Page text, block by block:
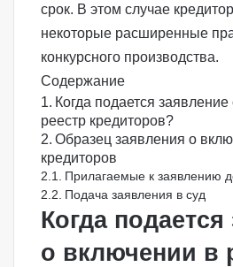
срок. В этом случае
некоторые расширенные
конкурсного производства.
Содержание
Когда подается
реестр кредиторов?
Образец заявления о
кредиторов
Прилагаемые к заявлению
Подача заявления в суд
Когда
о включении в